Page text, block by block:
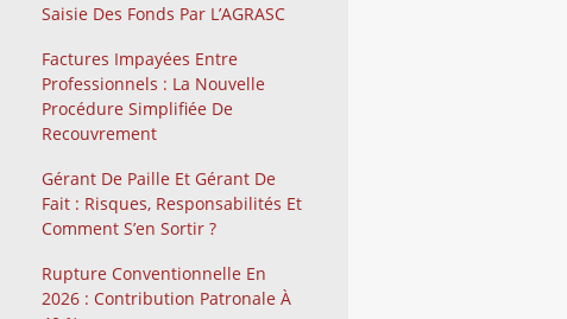
Saisie Des Fonds Par L’AGRASC
Factures Impayées Entre
Professionnels : La Nouvelle
Procédure Simplifiée De
Recouvrement
Gérant De Paille Et Gérant De
Fait : Risques, Responsabilités Et
Comment S’en Sortir ?
Rupture Conventionnelle En
2026 : Contribution Patronale À